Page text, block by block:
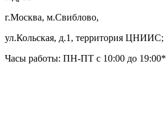
г.Москва, м.Свиблово,
ул.Кольская, д.1, территория ЦНИИС;
Часы работы: ПН-ПТ с 10:00 до 19:00*